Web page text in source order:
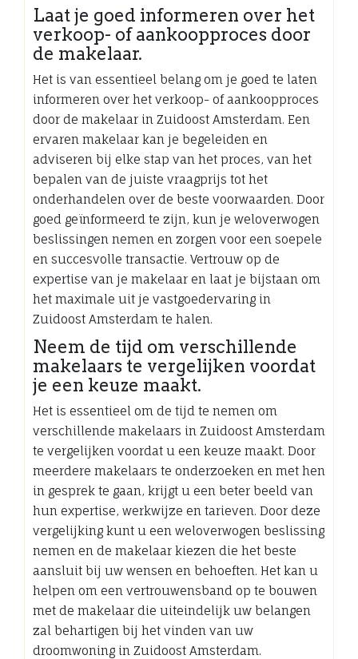
Laat je goed informeren over het
verkoop- of aankoopproces door
de makelaar.
Het is van essentieel belang om je goed te laten
informeren over het verkoop- of aankoopproces
door de makelaar in Zuidoost Amsterdam. Een
ervaren makelaar kan je begeleiden en
adviseren bij elke stap van het proces, van het
bepalen van de juiste vraagprijs tot het
onderhandelen over de beste voorwaarden. Door
goed geïnformeerd te zijn, kun je weloverwogen
beslissingen nemen en zorgen voor een soepele
en succesvolle transactie. Vertrouw op de
expertise van je makelaar en laat je bijstaan om
het maximale uit je vastgoedervaring in
Zuidoost Amsterdam te halen.
Neem de tijd om verschillende
makelaars te vergelijken voordat
je een keuze maakt.
Het is essentieel om de tijd te nemen om
verschillende makelaars in Zuidoost Amsterdam
te vergelijken voordat u een keuze maakt. Door
meerdere makelaars te onderzoeken en met hen
in gesprek te gaan, krijgt u een beter beeld van
hun expertise, werkwijze en tarieven. Door deze
vergelijking kunt u een weloverwogen beslissing
nemen en de makelaar kiezen die het beste
aansluit bij uw wensen en behoeften. Het kan u
helpen om een vertrouwensband op te bouwen
met de makelaar die uiteindelijk uw belangen
zal behartigen bij het vinden van uw
droomwoning in Zuidoost Amsterdam.